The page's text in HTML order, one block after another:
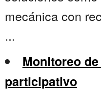
mecánica con
...
Monitoreo
participativo